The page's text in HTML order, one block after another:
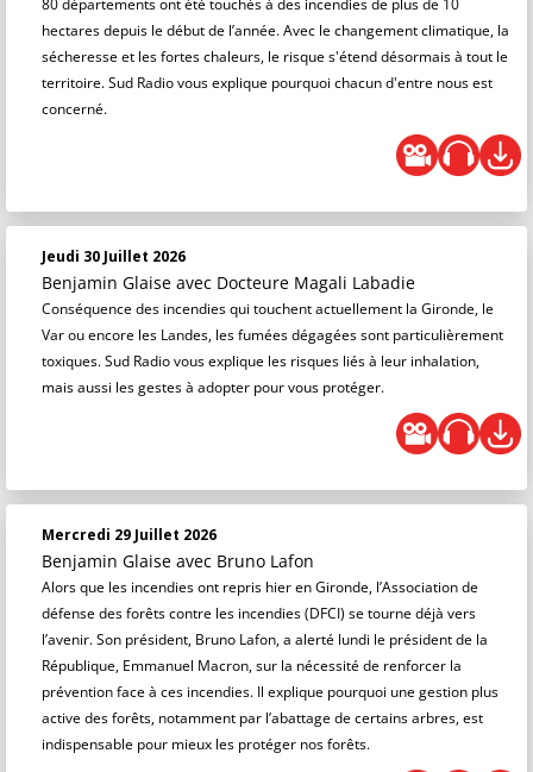
hectares depuis le début de l’année. Avec le changement climatique, la
sécheresse et les fortes chaleurs, le risque s'étend désormais à tout le
territoire. Sud Radio vous explique pourquoi chacun d'entre nous est
concerné.
Jeudi 30 Juillet 2026
Benjamin Glaise avec Docteure Magali Labadie
Conséquence des incendies qui touchent actuellement la Gironde, le
Var ou encore les Landes, les fumées dégagées sont particulièrement
toxiques. Sud Radio vous explique les risques liés à leur inhalation,
mais aussi les gestes à adopter pour vous protéger.
Mercredi 29 Juillet 2026
Benjamin Glaise avec Bruno Lafon
Alors que les incendies ont repris hier en Gironde, l’Association de
défense des forêts contre les incendies (DFCI) se tourne déjà vers
l’avenir. Son président, Bruno Lafon, a alerté lundi le président de la
République, Emmanuel Macron, sur la nécessité de renforcer la
prévention face à ces incendies. Il explique pourquoi une gestion plus
active des forêts, notamment par l’abattage de certains arbres, est
indispensable pour mieux les protéger nos forêts.